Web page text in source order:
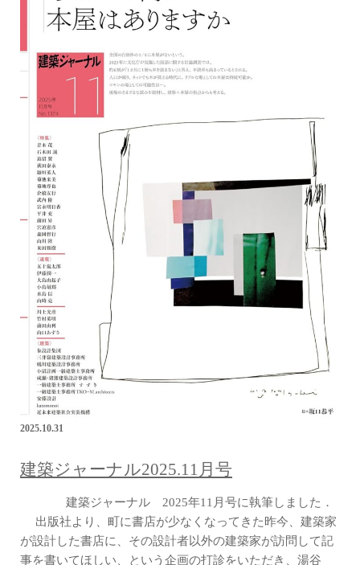
2025.10.31
建築ジャーナル2025.11月号
建築ジャーナル 2025年11月号に執筆しました．
出版社より、町に書店が少なくなってきた昨今、建築家
が設計した書店に、その設計者以外の建築家が訪問して記
事を書いてほしい、という企画の打診をいただき、湯谷